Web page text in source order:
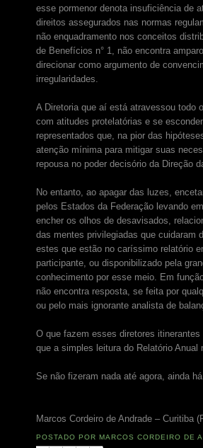
esse pormenor denota insuficiência de
direitos assegurados nas normas
não enquadramento nos conceitos
de Benefícios n° 1, não encontra
direcionar como argumento de
irregularidades.
A Diretoria que aí está atravessou todo
com atitudes protelatórias e se
representados que, na pior das
atenção mínima para mitigar suas
repousa no poder decisório da Direção
No entanto, ao apagar das luzes,
pelos Estados da Federação levando
encher os olhos de desavisados,
das mentes privilegiadas que cuidaram
estes que estão no caríssimo relatório
participante, ou disponibilizado pela
conhecimento por esse meio. Em
não encontra resposta, se feita por
ou pelo mais ignorante analista de
O que fazem esses diretores
que a simples leitura do Relatório Anual
Se não fizeram nada até agora, ainda
Marcos Cordeiro de Andrade – Curitiba
POSTADO PORMARCOS CORDEIRO DE